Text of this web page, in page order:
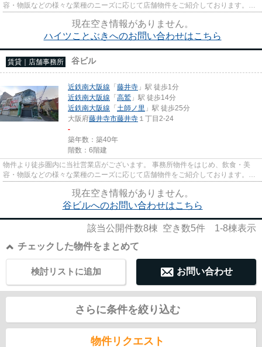
容・物販などの様々な業種のニーズに応じて店舗物件をご紹介しております。
尚、弊社ではおとり広告は一切...
現在空き情報がありません。
ハイツことぶきへのお問い合わせはこちら
賃貸｜店舗事務所 谷ビル
近鉄南大阪線 「藤井寺 」駅 徒歩1分
近鉄南大阪線 「高鷲 」駅 徒歩14分
近鉄南大阪線 「土師ノ里 」駅 徒歩25分
大阪府藤井寺市藤井寺 １丁目2-24
-
築年数：築40年
階数：6階建
物件より徒歩圏内に当社営業店がございます。 事務所物件をはじめ、飲食・美
容・物販などの様々な業種のニーズに応じて店舗物件をご紹介しております。
尚、弊社ではおとり広告は一切...
現在空き情報がありません。
谷ビルへのお問い合わせはこちら
該当公開件数8棟 空き数5件 1-8棟表示
チェックした物件をまとめて
お問い合わせ
検討リストに追加
さらに条件を絞り込む
物件リクエスト